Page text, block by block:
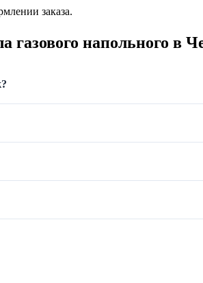
заказа.
газового напольного в